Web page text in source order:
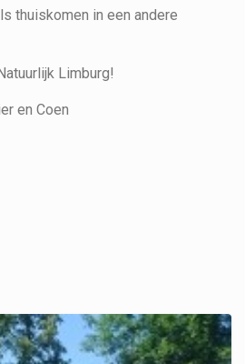
thuiskomen in een andere
Limburg!
en Coen